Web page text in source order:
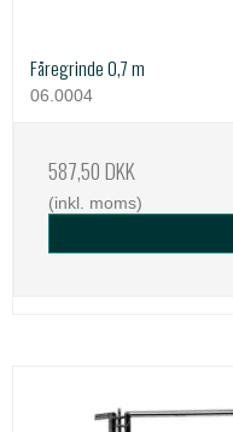
Fåregrinde 0,7 m
06.0004
587,50 DKK
(inkl. moms)